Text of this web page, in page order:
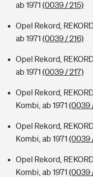
ab 1971 (0039 / 215)
Opel Rekord,
ab 1971 (0039 / 216)
Opel Rekord,
ab 1971 (0039 / 217)
Opel Rekord,
Kombi, ab 1971 (0039
Opel Rekord,
Kombi, ab 1971 (0039
Opel Rekord,
Kombi, ab 1971 (0039